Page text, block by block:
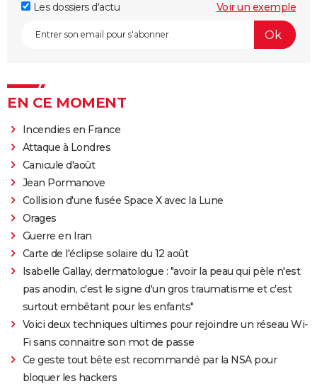
Les dossiers d'actu
Voir un exemple
EN CE MOMENT
Incendies en France
Attaque à Londres
Canicule d'août
Jean Pormanove
Collision d'une fusée Space X avec la Lune
Orages
Guerre en Iran
Carte de l'éclipse solaire du 12 août
Isabelle Gallay, dermatologue : "avoir la peau qui pèle n'est
pas anodin, c'est le signe d'un gros traumatisme et c'est
surtout embêtant pour les enfants"
Voici deux techniques ultimes pour rejoindre un réseau Wi-
Fi sans connaitre son mot de passe
Ce geste tout bête est recommandé par la NSA pour
bloquer les hackers